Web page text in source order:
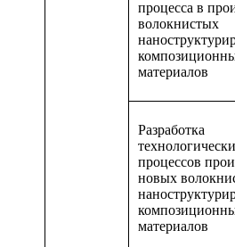
процесса в
волокнистых
материалов
Разработка
процессов
новых
материалов